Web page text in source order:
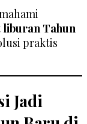
liburan Tahun
praktis
Jadi